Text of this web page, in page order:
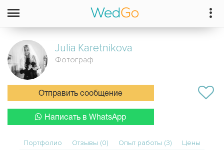
Julia Karetnikova
Фотограф
Отправить сообщение
Написать в WhatsApp
Портфолио Отзывы (0) Опыт работы (3) Цены